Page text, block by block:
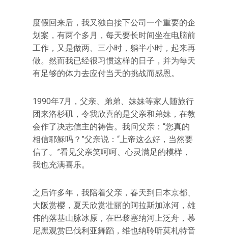
度假回来后，我又独自接下公司一个重要的企
划案，有两个多月，每天要长时间坐在电脑前
工作，又是做两、三小时，躺半小时，起来再
做。然而我已经很习惯这样的日子，并为每天
有足够的体力去应付当天的挑战而感恩。
1990年7月，父亲、弟弟、妹妹等家人随旅行
团来洛杉矶，令我欣喜的是父亲和弟妹，在教
会作了决志信主的祷告。我问父亲：“您真的
相信耶穌吗？”父亲说：“上帝这么好，当然要
信了。”看见父亲笑呵呵、心灵满足的模样，
我也充满喜乐。
之后许多年，我陪着父亲，春天到日本京都、
大阪赏樱，夏天欣赏壮丽的阿拉斯加冰河，雄
伟的落基山脉冰原，在巴黎塞纳河上泛舟，慕
尼黑观赏巴伐利亚舞蹈，维也纳聆听莫札特音